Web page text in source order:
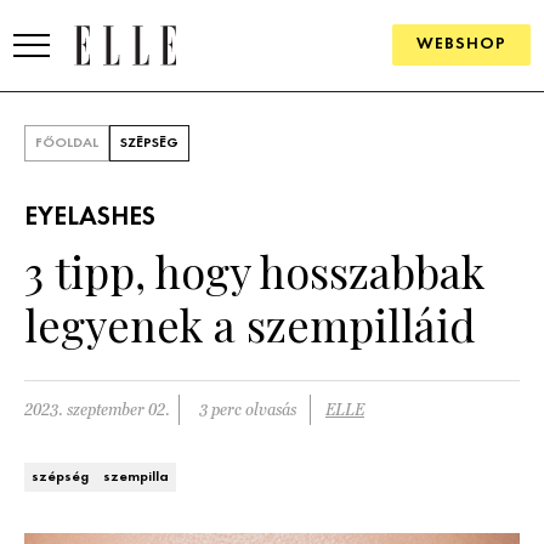
WEBSHOP
SZÉPSÉG
KULTÚRA
PSZICHÉ
ÉLETMÓD
FŐOLDAL SZÉPSÉG
EYELASHES
3 tipp, hogy hosszabbak
legyenek a szempilláid
2023. szeptember 02. 3 perc olvasás ELLE
szépség szempilla